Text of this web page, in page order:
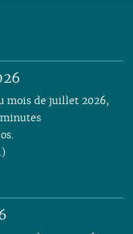
mois de juillet 2026,